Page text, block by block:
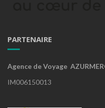
PARTENAIRE
Agence de Voyage
IM006150013